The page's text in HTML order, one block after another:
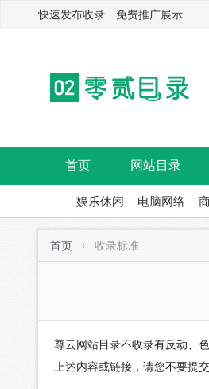
快速发布收录 免费推广展示
首页 网站目录
娱乐休闲 电脑网络
首页 收录标准
尊云网站目录不收录有反动、
上述内容或链接，请您不要提交